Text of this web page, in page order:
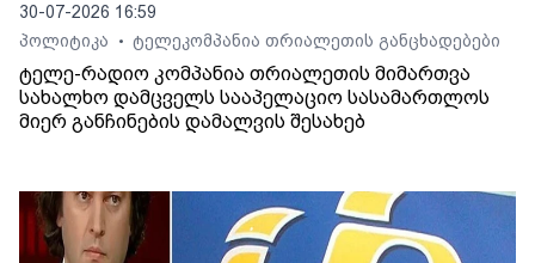
30-07-2026 16:59
პოლიტიკა
• ტელეკომპანია თრიალეთის განცხადებები
ტელე-რადიო კომპანია თრიალეთის მიმართვა
სახალხო დამცველს სააპელაციო სასამართლოს
მიერ განჩინების დამალვის შესახებ